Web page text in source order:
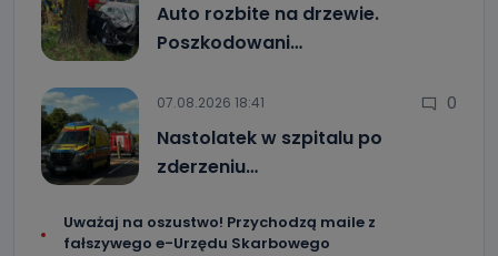
Auto rozbite na drzewie.
Poszkodowani…
07.08.2026 18:41 0
Nastolatek w szpitalu po
zderzeniu…
Uważaj na oszustwo! Przychodzą maile z
fałszywego e-Urzędu Skarbowego